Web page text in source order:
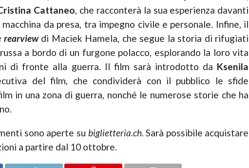
Cattaneo, che racconterà la sua esperienza davanti
da presa, tra impegno civile e personale. Infine, il
rearview di Maciek Hamela, che segue la storia di rifugiati
a bordo di un furgone polacco, esplorando la loro vita
di fronte alla guerra. Il film sarà introdotto da Ksenila
del film, che condividerà con il pubblico le sfide
in una zona di guerra, nonché le numerose storie che ha
sono aperte su biglietteria.ch. Sarà possibile acquistare
a partire dal 10 ottobre.